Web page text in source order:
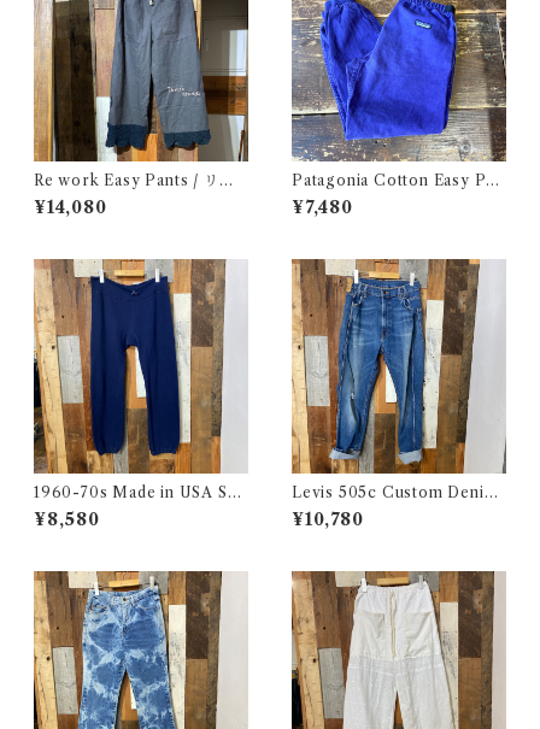
Re work Easy Pants / リワ
ーク イージー パンツ クロシェ
& 刺繍入り
¥14,080
Patagonia Cotton Easy Pan
ts / パタゴニア コットン イー
ジー パンツ 古着
¥7,480
1960-70s Made in USA Sw
eat Pants / 60-70年代 アメ
リカ製 スウェット パンツ 古着
¥8,580
Levis 505c Custom Denim
Pants / リーバイス 505c カス
タムバージョン デニム パンツ
¥10,780